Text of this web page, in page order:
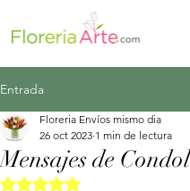
Entrada
Mensajes de
Floreria Envíos mismo dia
26 oct 2023 1 min de lectura
Obtuvo NaN de 5 estrellas.